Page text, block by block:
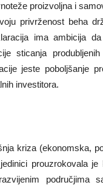
proizvoljna i
privrženost beha
ima ambicija
sticanja
jeste poboljšanje
investitora.
kriza (ekonomska,
prouzrokovala
područjima